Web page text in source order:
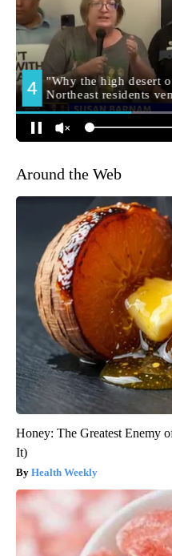
Around the Web
Honey: The Greatest Enemy
It)
Health Weekly